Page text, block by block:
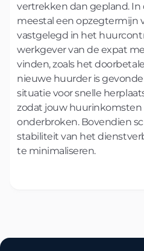
vertrekken dan gepland. In
meestal een opzegtermijn
vastgelegd in het
werkgever van de expat
vinden, zoals het
nieuwe huurder is
situatie voor snelle
zodat jouw
onderbroken. Bovendien
stabiliteit van het
te minimaliseren.